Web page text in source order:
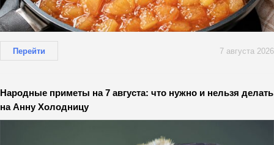
Перейти 7 августа 2026
Народные приметы на 7 августа: что нужно и нельзя делать
на Анну Холодницу